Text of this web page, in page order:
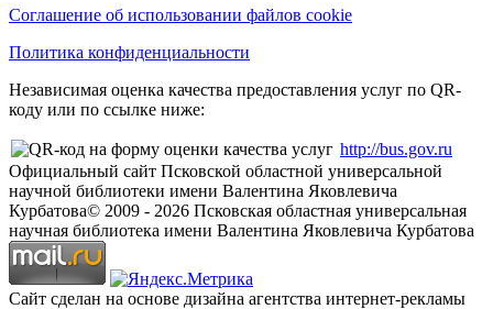
Соглашение об использовании файлов cookie
Политика конфиденциальности
Независимая оценка качества предоставления услуг по QR-
коду или по ссылке ниже:
http://bus.gov.ru
Официальный сайт Псковской областной универсальной
научной библиотеки имени Валентина Яковлевича
Курбатова© 2009 - 2026 Псковская областная универсальная
научная библиотека имени Валентина Яковлевича Курбатова
Сайт сделан на основе дизайна агентства интернет-рекламы